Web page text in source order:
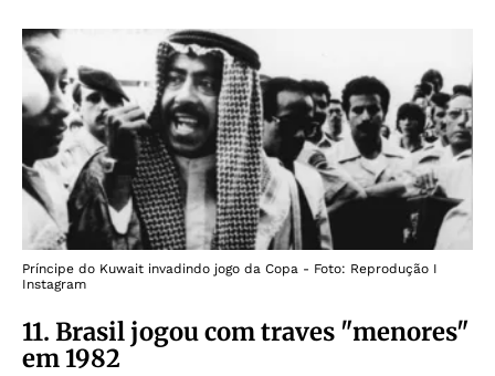
Príncipe do Kuwait invadindo jogo da Copa - Foto: Reprodução I
Instagram
11. Brasil jogou com traves "menores"
em 1982